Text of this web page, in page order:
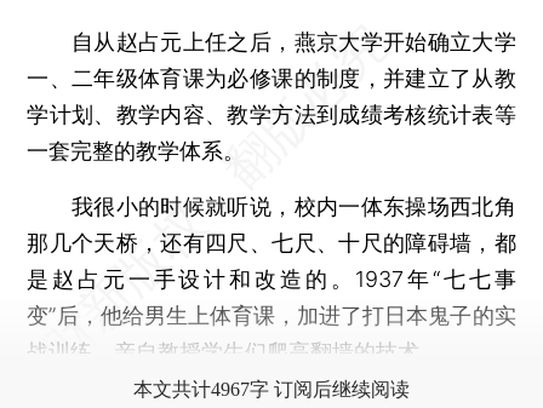
自从赵占元上任之后，燕京大学开始确立大学
一、二年级体育课为必修课的制度，并建立了从教
学计划、教学内容、教学方法到成绩考核统计表等
一套完整的教学体系。
我很小的时候就听说，校内一体东操场西北角
那几个天桥，还有四尺、七尺、十尺的障碍墙，都
是赵占元一手设计和改造的。1937年“七七事
变”后，他给男生上体育课，加进了打日本鬼子的实
战训练，亲自教授学生们爬高翻墙的技术。
本文共计4967字 订阅后继续阅读